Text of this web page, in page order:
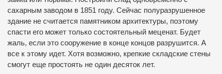
сахарным заводом в 1851 году. Сейчас полуразрушенное
здание не считается памятником архитектуры, поэтому
спасти его может только состоятельный меценат. Будет
жаль, если это сооружение в конце концов разрушится. А
все к этому идет. Хотя возможно, крепкие складские стены
смогут еще простоять не один десяток лет.